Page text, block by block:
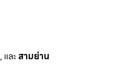
, และสามย่าน